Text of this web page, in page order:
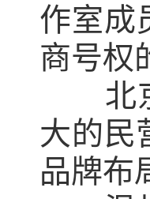
作室成
商号权
北京
大的民
品牌布